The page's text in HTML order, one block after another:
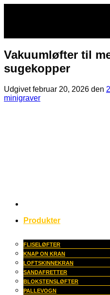
Produkter
FLISELØFTER
KNAP ON KRAN
LOFTSKINNEKRAN
SANDAFRETTER
BLOKSTENSLØFTER
PALLEVOGN
Vakuumløfter til
sugekopper
Udgivetfebruar 20, 2026 den
minigraver